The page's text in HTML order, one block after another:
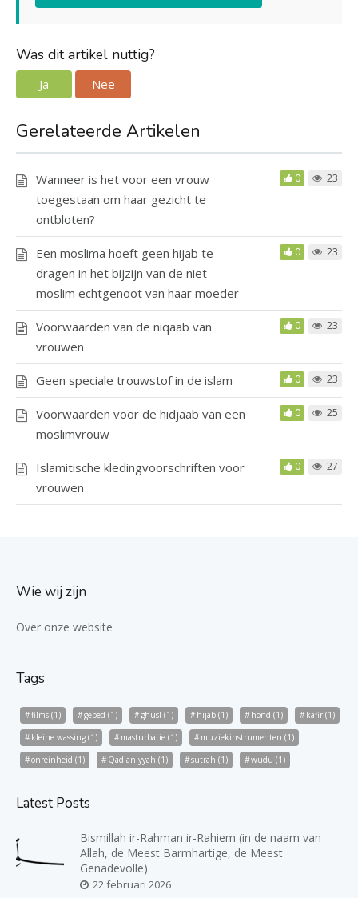
Was dit artikel nuttig?
Ja Nee
Gerelateerde Artikelen
Wanneer is het voor een vrouw
toegestaan om haar gezicht te
ontbloten?
0 23
Een moslima hoeft geen hijab te
dragen in het bijzijn van de niet-
moslim echtgenoot van haar moeder
0 23
Voorwaarden van de niqaab van
vrouwen
0 23
Geen speciale trouwstof in de islam 0 23
Voorwaarden voor de hidjaab van een
moslimvrouw
0 25
Islamitische kledingvoorschriften voor
vrouwen
0 27
Wie wij zijn
Over onze website
Tags
films (1) gebed (1) ghusl (1) hijab (1) hond (1) kafir (1)
kleine wassing (1) masturbatie (1) muziekinstrumenten (1)
onreinheid (1) Qadianiyyah (1) sutrah (1) wudu (1)
Latest Posts
Bismillah ir-Rahman ir-Rahiem (in de naam van
Allah, de Meest Barmhartige, de Meest
Genadevolle)
22 februari 2026